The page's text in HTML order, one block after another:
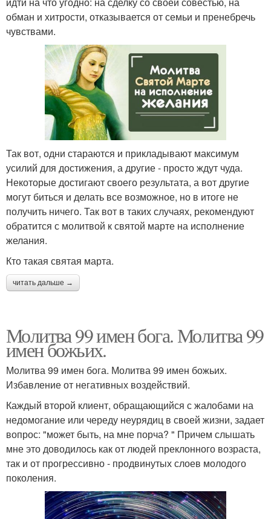
обман и хитрости, отказывается от семьи и пренебречь
чувствами.
Так вот, одни стараются и прикладывают максимум
усилий для достижения, а другие - просто ждут чуда.
Некоторые достигают своего результата, а вот другие
могут биться и делать все возможное, но в итоге не
получить ничего. Так вот в таких случаях, рекомендуют
обратится с молитвой к святой марте на исполнение
желания.
Кто такая святая марта.
читать дальше →
Молитва 99 имен бога. Молитва 99
имен божьих.
Молитва 99 имен бога. Молитва 99 имен божьих.
Избавление от негативных воздействий.
Каждый второй клиент, обращающийся с жалобами на
недомогание или череду неурядиц в своей жизни, задает
вопрос: "может быть, на мне порча? " Причем слышать
мне это доводилось как от людей преклонного возраста,
так и от прогрессивно - продвинутых слоев молодого
поколения.